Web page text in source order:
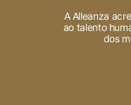
A Alleanza
ao talento
dos